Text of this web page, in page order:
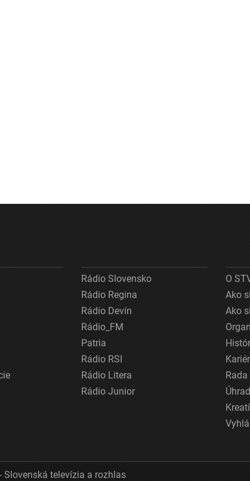
Rádio Slovensko
Rádio Regina
Rádio Devín
Rádio_FM
Patria
Rádio RSI
Rádio Litera
Rádio Junior
O
Ako
Ako
Rada
Slovenská televízia a rozhlas